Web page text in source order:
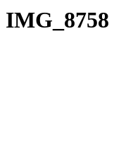
IMG_8758